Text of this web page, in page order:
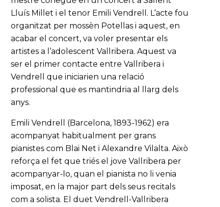
Lluís Millet i el tenor Emili Vendrell. L’acte fou
organitzat per mossèn Potellas i aquest, en
acabar el concert, va voler presentar els
artistes a l’adolescent Vallribera. Aquest va
ser el primer contacte entre Vallribera i
Vendrell que iniciarien una relació
professional que es mantindria al llarg dels
anys.
Emili Vendrell (Barcelona, 1893-1962) era
acompanyat habitualment per grans
pianistes com Blai Net i Alexandre Vilalta. Això
reforça el fet que triés el jove Vallribera per
acompanyar-lo, quan el pianista no li venia
imposat, en la major part dels seus recitals
com a solista. El duet Vendrell-Vallribera